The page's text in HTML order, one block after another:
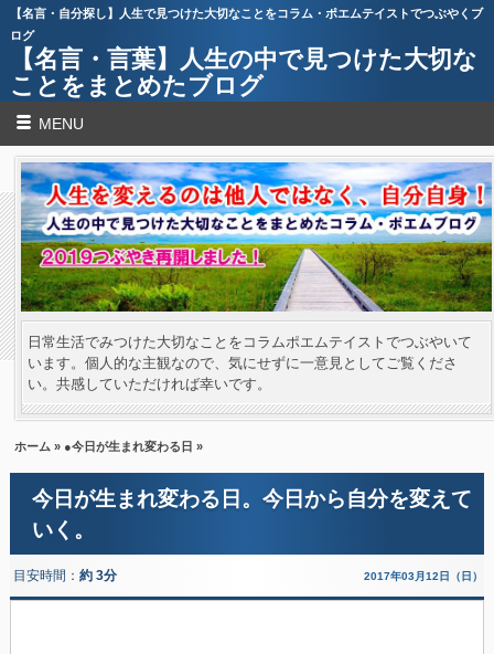
【名言・自分探し】人生で見つけた大切なことをコラム・ポエムテイストでつぶやくブ
ログ
【名言・言葉】人生の中で見つけた大切な
ことをまとめたブログ
MENU
日常生活でみつけた大切なことをコラムポエムテイストでつぶやいて
います。個人的な主観なので、気にせずに一意見としてご覧くださ
い。共感していただければ幸いです。
ホーム » ●今日が生まれ変わる日 »
今日が生まれ変わる日。今日から自分を変えて
いく。
目安時間： 約 3分 2017年03月12日（日）